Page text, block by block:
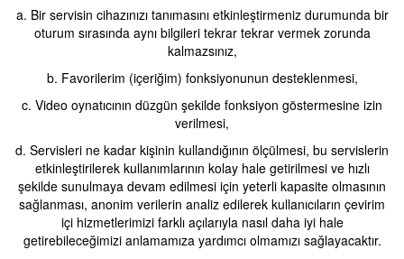
a. Bir servisin cihazınızı tanımasını etkinleştirmeniz durumunda bir
oturum sırasında aynı bilgileri tekrar tekrar vermek zorunda
kalmazsınız,
b. Favorilerim (içeriğim) fonksiyonunun desteklenmesi,
c. Video oynatıcının düzgün şekilde fonksiyon göstermesine izin
verilmesi,
d. Servisleri ne kadar kişinin kullandığının ölçülmesi, bu servislerin
etkinleştirilerek kullanımlarının kolay hale getirilmesi ve hızlı
şekilde sunulmaya devam edilmesi için yeterli kapasite olmasının
sağlanması, anonim verilerin analiz edilerek kullanıcıların çevirim
içi hizmetlerimizi farklı açılarıyla nasıl daha iyi hale
getirebileceğimizi anlamamıza yardımcı olmamızı sağlayacaktır.